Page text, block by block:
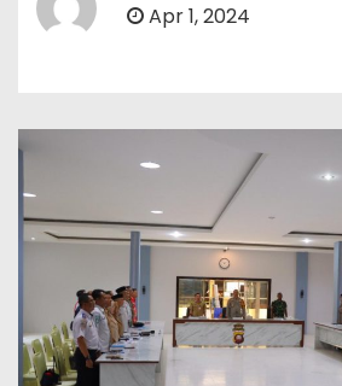
Apr 1, 2024